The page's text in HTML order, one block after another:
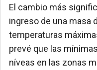
El cambio más
ingreso de una masa
temperaturas
prevé que las
níveas en las zonas